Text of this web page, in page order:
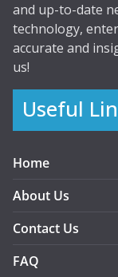
and up-to-date
technology,
accurate and
us!
Useful
Home
About Us
Contact Us
FAQ